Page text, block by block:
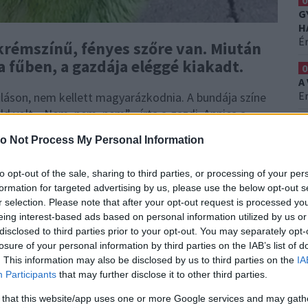
Not Process My Personal Information
opt-out of the sale, sharing to third parties, or processing of your
for targeted advertising by us, please use the below opt-out
selection. Please note that after your opt-out request is processed
interest-based ads based on personal information utilized by us
to third parties prior to your opt-out. You may separately
of your personal information by third parties on the IAB’s list of
This information may also be disclosed by us to third parties on the
Participants that may further disclose it to other third parties.
that this website/app uses one or more Google services and may
fényes szőre van. Miután
fűben, a gazdája eléggé kiakadt.
nem kellett magyarázkodnia. A bundája színe
„Nem, nem, nem” - írta a gazdi, Annica a
nagy fáradság Irma fehér bundáját tisztán
hiszen Irma imád hemperegni a zöld réteken.
rövid klipje rengeteg nézőt
siker lett.
A